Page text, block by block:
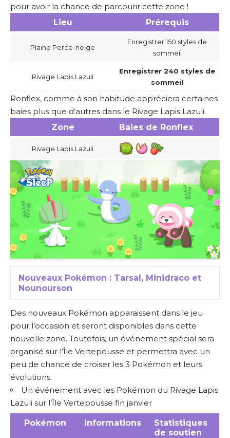
pour avoir la chance de parcourir cette zone !
Lieu
Prérequis
Plaine Perce-neige
Enregistrer 150 styles de
sommeil
Rivage Lapis Lazuli
Enregistrer 240 styles de
sommeil
Ronflex, comme à son habitude appréciera certaines
baies plus que d’autres dans le Rivage Lapis Lazuli.
Zone
Baies de Ronflex
Rivage Lapis Lazuli
Nouveaux Pokémon : Tarsal, Minidraco et
Nounourson
Des nouveaux Pokémon apparaissent dans le jeu
pour l’occasion et seront disponibles dans cette
nouvelle zone. Toutefois, un événement spécial sera
organisé sur l’Île Vertepousse et permettra avec un
peu de chance de croiser les 3 Pokémon et leurs
évolutions.
Un événement avec les Pokémon du Rivage Lapis
Lazuli sur l’Île Vertepousse fin janvier
Pokémon Informations
Statistiques
de soutien